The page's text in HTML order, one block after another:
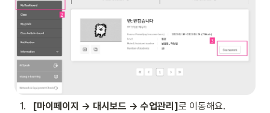
1. [마이페이지 → 대시보드 → 수업관리] 로 이동해요.